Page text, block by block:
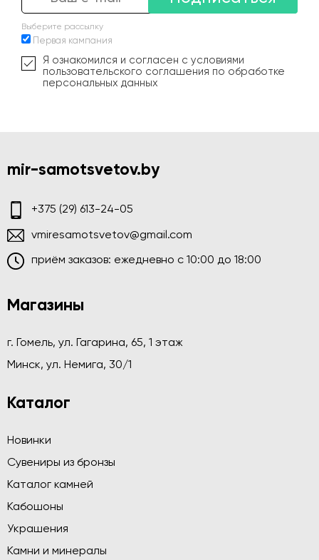
Выберите рассылку
Первая кампания
Я ознакомился и согласен с условиями
пользовательского соглашения по обработке
персональных данных
mir-samotsvetov.by
+375 (29) 613-24-05
vmiresamotsvetov@gmail.com
приём заказов: ежедневно c 10:00 до 18:00
Магазины
г. Гомель, ул. Гагарина, 65, 1 этаж
Минск, ул. Немига, 30/1
Каталог
Новинки
Сувениры из бронзы
Каталог камней
Кабошоны
Украшения
Камни и минералы